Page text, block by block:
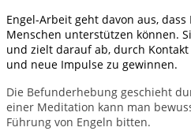
Engel-Arbeit geht davon aus,
Menschen unterstützen können.
und zielt darauf ab, durch
und neue Impulse zu gewinnen.
Die Befunderhebung geschieht
einer Meditation kann man
Führung von Engeln bitten.